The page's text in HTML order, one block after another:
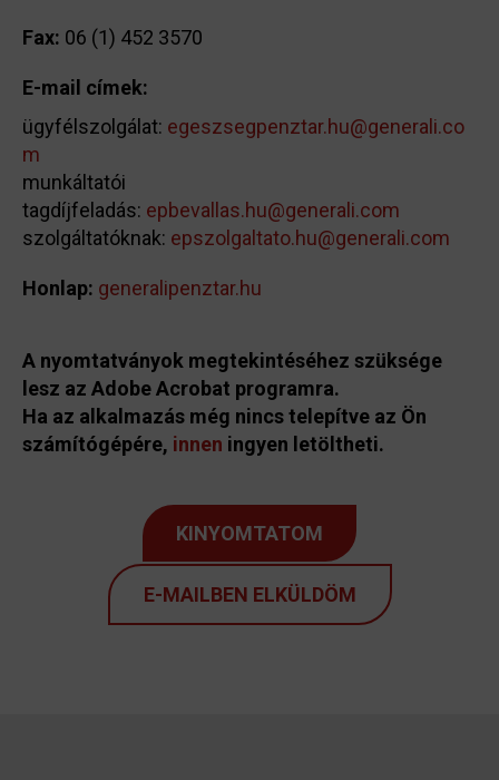
Fax: 06 (1) 452 3570
E-mail címek:
ügyfélszolgálat: egeszsegpenztar.hu@generali.co
m
munkáltatói
tagdíjfeladás: epbevallas.hu@generali.com
szolgáltatóknak: epszolgaltato.hu@generali.com
Honlap: generalipenztar.hu
A nyomtatványok megtekintéséhez szüksége
lesz az Adobe Acrobat programra.
Ha az alkalmazás még nincs telepítve az Ön
számítógépére, innen ingyen letöltheti.
KINYOMTATOM
E-MAILBEN ELKÜLDÖM